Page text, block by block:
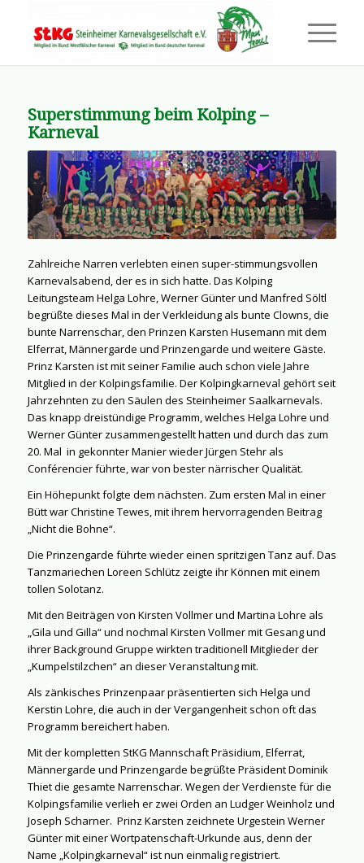
Superstimmung beim Kolping –
Karneval
Zahlreiche Narren verlebten einen super-stimmungsvollen
Karnevalsabend, der es in sich hatte. Das Kolping
Leitungsteam Helga Lohre, Werner Günter und Manfred Söltl
begrüßte dieses Mal in der Verkleidung als bunte Clowns, die
bunte Narrenschar, den Prinzen Karsten Husemann mit dem
Elferrat, Männergarde und Prinzengarde und weitere Gäste.
Prinz Karsten ist mit seiner Familie auch schon viele Jahre
Mitglied in der Kolpingsfamilie. Der Kolpingkarneval gehört seit
Jahrzehnten zu den Säulen des Steinheimer Saalkarnevals.
Das knapp dreistündige Programm, welches Helga Lohre und
Werner Günter zusammengestellt hatten und durch das zum
20. Mal in gekonnter Manier wieder Jürgen Stehr als
Conférencier führte, war von bester närrischer Qualität.
Ein Höhepunkt folgte dem nächsten. Zum ersten Mal in einer
Bütt war Christine Tewes, mit ihrem hervorragenden Beitrag
„Nicht die Bohne“.
Die Prinzengarde führte wieder einen spritzigen Tanz auf. Das
Tanzmariechen Loreen Schlütz zeigte ihr Können mit einem
tollen Solotanz.
Mit den Beiträgen von Kirsten Vollmer und Martina Lohre als
„Gila und Gilla“ und nochmal Kirsten Vollmer mit Gesang und
ihrer Background Gruppe wirkten traditionell Mitglieder der
„Kumpelstilzchen“ an dieser Veranstaltung mit.
Als zänkisches Prinzenpaar präsentierten sich Helga und
Kerstin Lohre, die auch in der Vergangenheit schon oft das
Programm bereichert haben.
Mit der kompletten StKG Mannschaft Präsidium, Elferrat,
Männergarde und Prinzengarde begrüßte Präsident Dominik
Thiet die gesamte Narrenschar. Wegen der Verdienste für die
Kolpingsfamilie verlieh er zwei Orden an Ludger Weinholz und
Joseph Scharner. Prinz Karsten zeichnete Urgestein Werner
Günter mit einer Wortpatenschaft-Urkunde aus, denn der
Name „Kolpingkarneval“ ist nun einmalig registriert.